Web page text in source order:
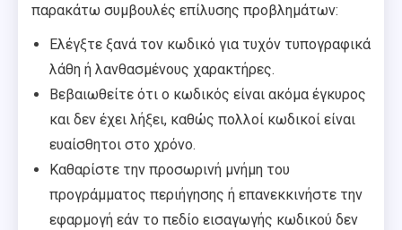
παρακάτω συμβουλές επίλυσης προβλημάτων:
Ελέγξτε ξανά τον κωδικό για τυχόν τυπογραφικά
λάθη ή λανθασμένους χαρακτήρες.
Βεβαιωθείτε ότι ο κωδικός είναι ακόμα έγκυρος
και δεν έχει λήξει, καθώς πολλοί κωδικοί είναι
ευαίσθητοι στο χρόνο.
Καθαρίστε την προσωρινή μνήμη του
προγράμματος περιήγησης ή επανεκκινήστε την
εφαρμογή εάν το πεδίο εισαγωγής κωδικού δεν